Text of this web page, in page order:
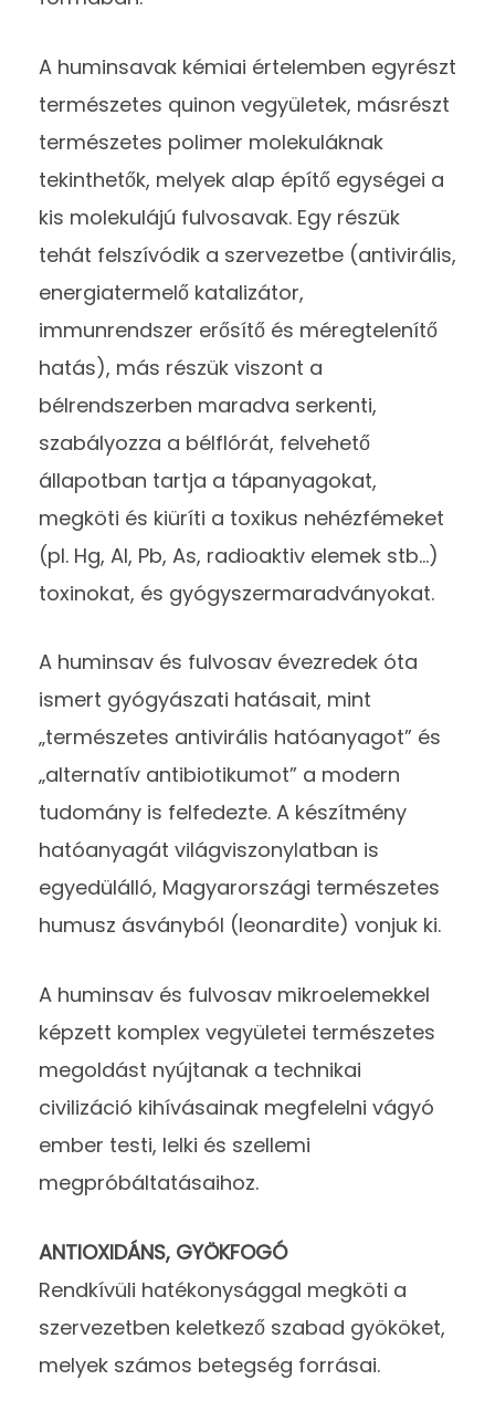
A huminsavak kémiai értelemben egyrészt
természetes quinon vegyületek, másrészt
természetes polimer molekuláknak
tekinthetők, melyek alap építő egységei a
kis molekulájú fulvosavak. Egy részük
tehát felszívódik a szervezetbe (antivirális,
energiatermelő katalizátor,
immunrendszer erősítő és méregtelenítő
hatás), más részük viszont a
bélrendszerben maradva serkenti,
szabályozza a bélflórát, felvehető
állapotban tartja a tápanyagokat,
megköti és kiüríti a toxikus nehézfémeket
(pl. Hg, Al, Pb, As, radioaktiv elemek stb…)
toxinokat, és gyógyszermaradványokat.
A huminsav és fulvosav évezredek óta
ismert gyógyászati hatásait, mint
„természetes antivirális hatóanyagot” és
„alternatív antibiotikumot” a modern
tudomány is felfedezte. A készítmény
hatóanyagát világviszonylatban is
egyedülálló, Magyarországi természetes
humusz ásványból (leonardite) vonjuk ki.
A huminsav és fulvosav mikroelemekkel
képzett komplex vegyületei természetes
megoldást nyújtanak a technikai
civilizáció kihívásainak megfelelni vágyó
ember testi, lelki és szellemi
megpróbáltatásaihoz.
ANTIOXIDÁNS, GYÖKFOGÓ
Rendkívüli hatékonysággal megköti a
szervezetben keletkező szabad gyököket,
melyek számos betegség forrásai.